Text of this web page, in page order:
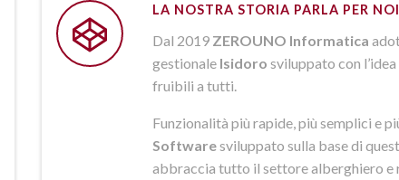
LA NOSTRA STORIA PARLA PER
Dal 2019 ZEROUNO Informatica
gestionale Isidoro sviluppato con
fruibili a tutti.
Funzionalità più rapide, più semplici e
Softwaresviluppato sulla base di
abbraccia tutto il settore alberghiero e